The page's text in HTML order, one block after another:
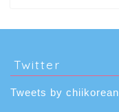
Twitter
Tweets by chiikorean